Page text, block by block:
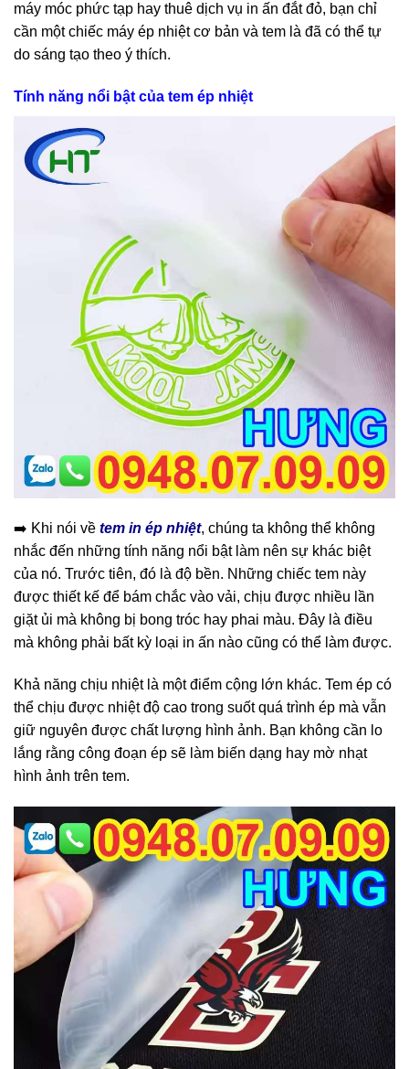
máy móc phức tạp hay thuê dịch vụ in ấn đắt đỏ, bạn chỉ
cần một chiếc máy ép nhiệt cơ bản và tem là đã có thể tự
do sáng tạo theo ý thích.
Tính năng nổi bật của tem ép nhiệt
➡️ Khi nói về tem in ép nhiệt, chúng ta không thể không
nhắc đến những tính năng nổi bật làm nên sự khác biệt
của nó. Trước tiên, đó là độ bền. Những chiếc tem này
được thiết kế để bám chắc vào vải, chịu được nhiều lần
giặt ủi mà không bị bong tróc hay phai màu. Đây là điều
mà không phải bất kỳ loại in ấn nào cũng có thể làm được.
Khả năng chịu nhiệt là một điểm cộng lớn khác. Tem ép có
thể chịu được nhiệt độ cao trong suốt quá trình ép mà vẫn
giữ nguyên được chất lượng hình ảnh. Bạn không cần lo
lắng rằng công đoạn ép sẽ làm biến dạng hay mờ nhạt
hình ảnh trên tem.